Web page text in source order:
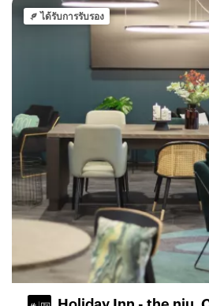
ได้รับการรับรอง